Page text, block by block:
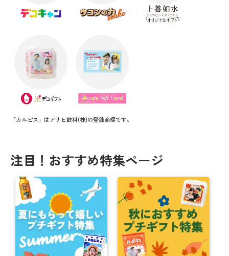
「カルピス」はアサヒ飲料(株)の登録商標です。
注目！おすすめ特集ページ